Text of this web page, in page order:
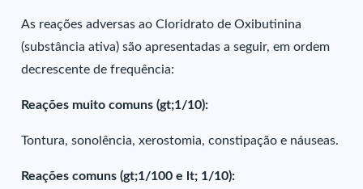
As reações adversas ao Cloridrato de Oxibutinina
(substância ativa) são apresentadas a seguir, em ordem
decrescente de frequência:
Reações muito comuns (gt;1/10):
Tontura, sonolência, xerostomia, constipação e náuseas.
Reações comuns (gt;1/100 e lt; 1/10):